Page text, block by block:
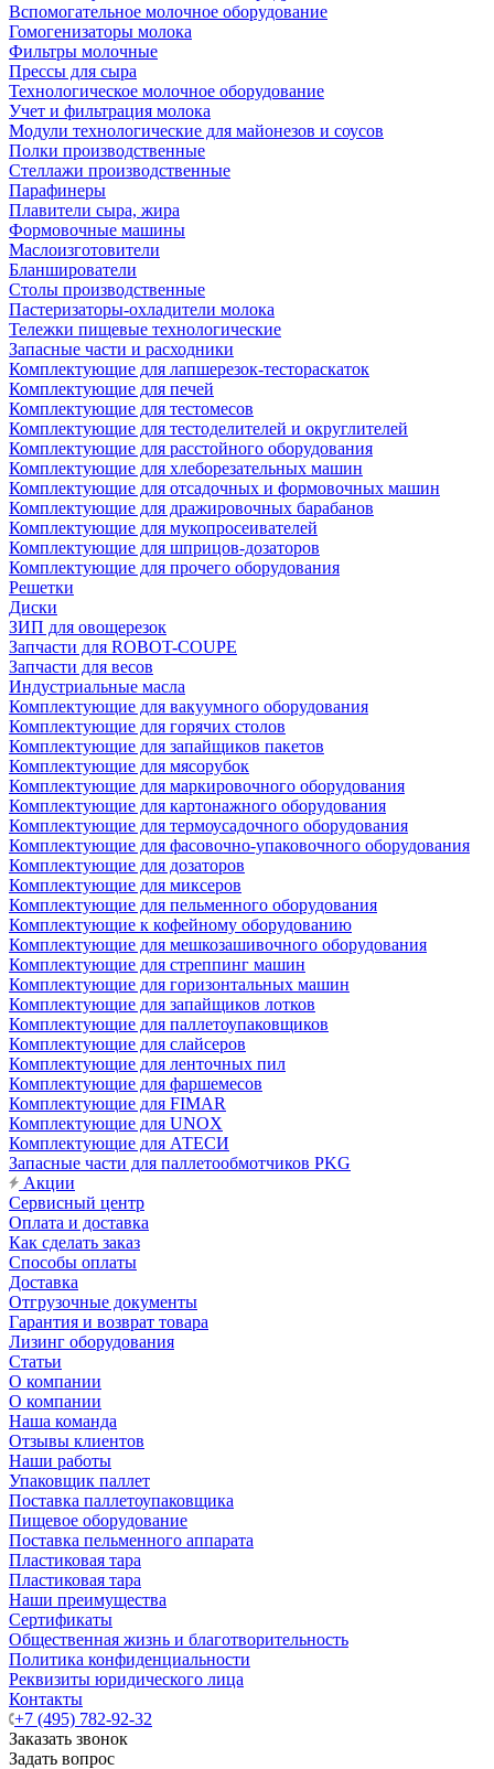
Вспомогательное молочное оборудование
Гомогенизаторы молока
Фильтры молочные
Прессы для сыра
Технологическое молочное оборудование
Учет и фильтрация молока
Модули технологические для майонезов и соусов
Полки производственные
Стеллажи производственные
Парафинеры
Плавители сыра, жира
Формовочные машины
Маслоизготовители
Бланширователи
Столы производственные
Пастеризаторы-охладители молока
Тележки пищевые технологические
Запасные части и расходники
Комплектующие для лапшерезок-тестораскаток
Комплектующие для печей
Комплектующие для тестомесов
Комплектующие для тестоделителей и округлителей
Комплектующие для расстойного оборудования
Комплектующие для хлеборезательных машин
Комплектующие для отсадочных и формовочных машин
Комплектующие для дражировочных барабанов
Комплектующие для мукопросеивателей
Комплектующие для шприцов-дозаторов
Комплектующие для прочего оборудования
Решетки
Диски
ЗИП для овощерезок
Запчасти для ROBOT-COUPE
Запчасти для весов
Индустриальные масла
Комплектующие для вакуумного оборудования
Комплектующие для горячих столов
Комплектующие для запайщиков пакетов
Комплектующие для мясорубок
Комплектующие для маркировочного оборудования
Комплектующие для картонажного оборудования
Комплектующие для термоусадочного оборудования
Комплектующие для фасовочно-упаковочного оборудования
Комплектующие для дозаторов
Комплектующие для миксеров
Комплектующие для пельменного оборудования
Комплектующие к кофейному оборудованию
Комплектующие для мешкозашивочного оборудования
Комплектующие для стреппинг машин
Комплектующие для горизонтальных машин
Комплектующие для запайщиков лотков
Комплектующие для паллетоупаковщиков
Комплектующие для слайсеров
Комплектующие для ленточных пил
Комплектующие для фаршемесов
Комплектующие для FIMAR
Комплектующие для UNOX
Комплектующие для АТЕСИ
Запасные части для паллетообмотчиков PKG
Акции
Сервисный центр
Оплата и доставка
Как сделать заказ
Способы оплаты
Доставка
Отгрузочные документы
Гарантия и возврат товара
Лизинг оборудования
Статьи
О компании
О компании
Наша команда
Отзывы клиентов
Наши работы
Упаковщик паллет
Поставка паллетоупаковщика
Пищевое оборудование
Поставка пельменного аппарата
Пластиковая тара
Пластиковая тара
Наши преимущества
Сертификаты
Общественная жизнь и благотворительность
Политика конфиденциальности
Реквизиты юридического лица
Контакты
+7 (495) 782-92-32
Заказать звонок
Задать вопрос